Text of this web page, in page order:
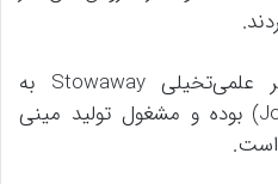
کندریک اخیرا سر کار تریلر علمی‌تخیلی Stowaway به
کارگردانی جو پنا (Joe Penna) بوده و مشغول تولید مینی